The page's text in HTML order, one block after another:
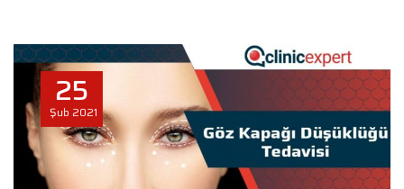
25
Şub 2021